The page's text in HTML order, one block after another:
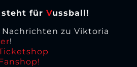
steht für Vussball!
zu Viktoria
!